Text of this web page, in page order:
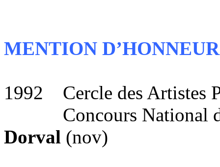
MENTION D’HONNEUR
1992 Cercle des Artistes
Concours National
Dorval (nov)